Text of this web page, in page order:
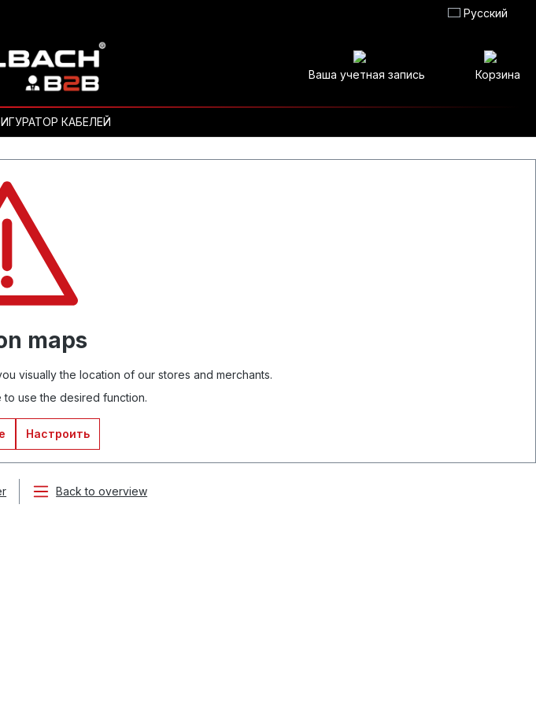
Русский
Ваша учетная запись Корзина
КАБЕЛЕЙ
maps
visually the location of our stores and merchants.
use the desired function.
Настроить
Back to overview